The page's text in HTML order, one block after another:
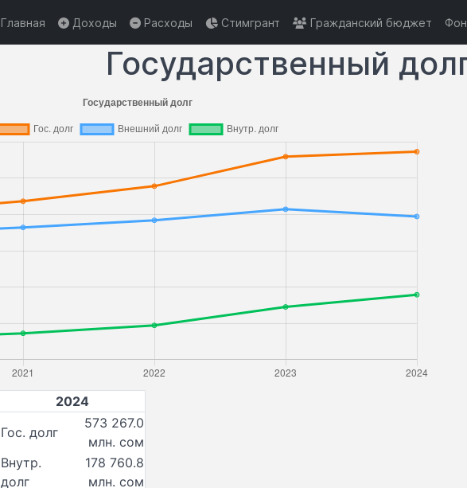
Главная Доходы Расходы Стимгрант Гражданский бюджет
Государственный
2024
Гос. долг
573 267.0
млн. сом
Внутр.
долг
178 760.8
млн. сом